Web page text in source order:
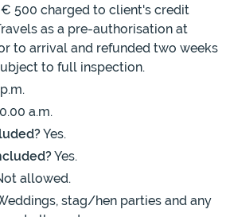
€ 500 charged to client's credit
as a pre-authorisation at
to arrival and refunded two weeks
to full inspection.
a.m.
Yes.
Yes.
allowed.
stag/hen parties and any